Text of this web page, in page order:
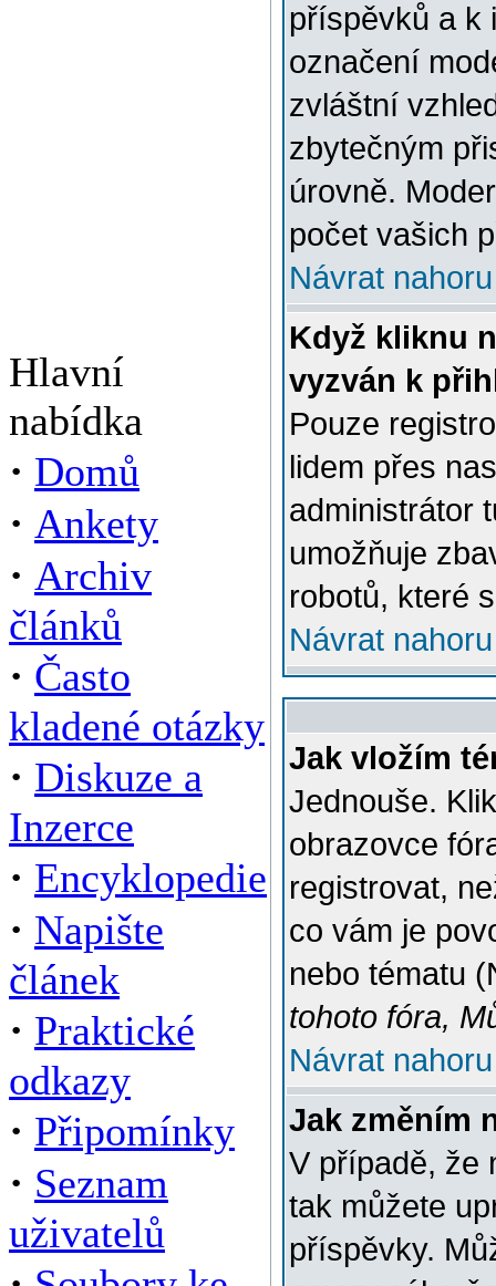
Hlavní
nabídka
· Domů
· Ankety
· Archiv
článků
· Často
kladené otázky
· Diskuze a
Inzerce
· Encyklopedie
· Napište
článek
· Praktické
odkazy
· Připomínky
· Seznam
uživatelů
příspěvků a k
označení
zvláštní
zbytečným
úrovně.
počet vašich
Návrat nahoru
Když kliknu
vyzván k
Pouze
lidem přes
administrátor
umožňuje
robotů, které
Návrat nahoru
Jak vložím
Jednouše.
obrazovce
registrovat,
co vám je
nebo tématu
tohoto fóra,
Návrat nahoru
Jak změním
V případě, že
tak můžete
příspěvky.